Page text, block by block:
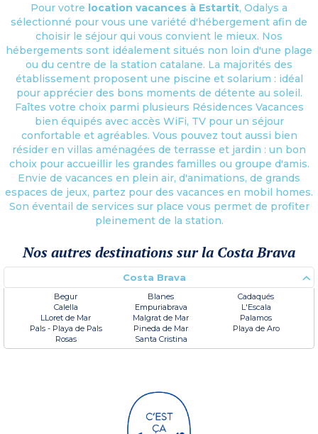
Pour votre location vacances à Estartit, Odalys a
sélectionné pour vous une variété d'hébergement afin de
choisir le séjour qui vous convient le mieux. Nos
hébergements sont idéalement situés non loin d'une plage
ou du centre de la station catalane. La majorités des
établissement proposent une piscine et solarium : idéal
pour apprécier des bons moments de détente au soleil.
Faîtes votre choix parmi plusieurs Résidences Vacances
bien équipés avec accès WiFi, TV pour un séjour
confortable et agréables. Vous pouvez tout aussi bien
résider en villas aménagées de terrasse et jardin : un bon
choix pour accueillir les grandes familles ou groupe d'amis.
Envie de vacances en plein air, d'animations, de grands
espaces de jeux, partez pour des vacances en mobil homes.
Son éventail de services sur place vous permet de profiter
pleinement de la station.
Nos autres destinations sur la Costa Brava
Costa Brava
Begur Blanes
Cadaqués
Calella
Empuriabrava
L'Escala
LLoret de Mar
Malgrat de Mar
Palamos
Pals - Playa de Pals
Pineda de Mar
Playa de Aro
Rosas
Santa Cristina